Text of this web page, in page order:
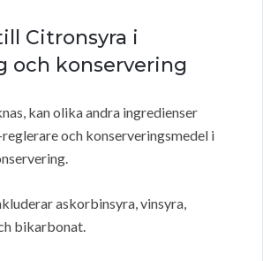
Citronsyra i
och konservering
kan olika andra ingredienser
och konserveringsmedel i
askorbinsyra, vinsyra,
bikarbonat.